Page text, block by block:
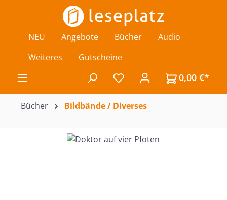
Zum Hauptinhalt springen
NEU Angebote Bücher
Audio
Weiteres
Gutscheine
Du hast 0 Produkte auf
0,00 €*
Bücher Bildbände / Diverses
Bildergalerie überspringen